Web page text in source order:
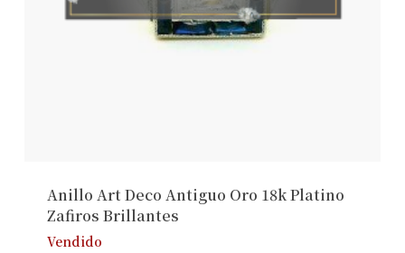
Anillo Art Deco Antiguo Oro 18k Platino
Zafiros Brillantes
Vendido